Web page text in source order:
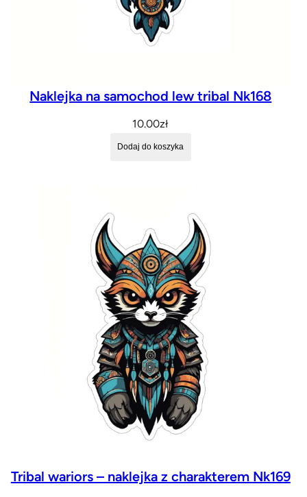
Naklejka na samochod lew tribal Nk168
10.00zł
Dodaj do koszyka
Tribal wariors – naklejka z charakterem Nk169